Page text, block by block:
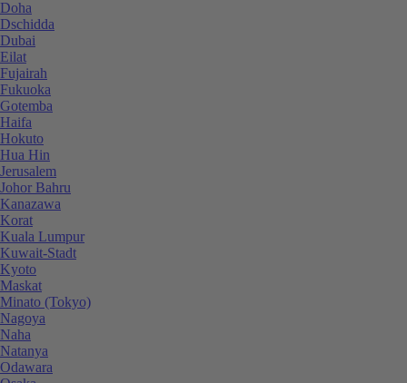
Doha
Dschidda
Dubai
Eilat
Fujairah
Fukuoka
Gotemba
Haifa
Hokuto
Hua Hin
Jerusalem
Johor Bahru
Kanazawa
Korat
Kuala Lumpur
Kuwait-Stadt
Kyoto
Maskat
Minato (Tokyo)
Nagoya
Naha
Natanya
Odawara